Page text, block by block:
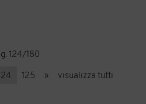
124/180
125 » visualizza tutti